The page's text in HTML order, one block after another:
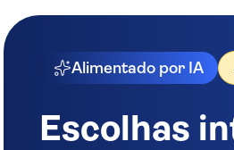
Alimentado por IA
Escolhas